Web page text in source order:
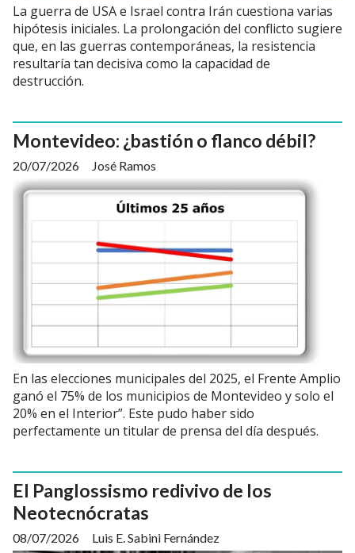
La guerra de USA e Israel contra Irán cuestiona varias
hipótesis iniciales. La prolongación del conflicto sugiere
que, en las guerras contemporáneas, la resistencia
resultaría tan decisiva como la capacidad de
destrucción.
Montevideo: ¿bastión o flanco débil?
José Ramos
20/07/2026
En las elecciones municipales del 2025, el Frente Amplio
ganó el 75% de los municipios de Montevideo y solo el
20% en el Interior”. Este pudo haber sido
perfectamente un titular de prensa del día después.
El Panglossismo redivivo de los
Neotecnócratas
Luis E. Sabini Fernández
08/07/2026